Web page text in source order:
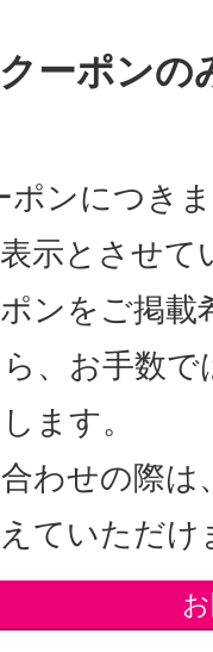
クーポン
ポンにつき
示とさせ
ンをご掲
、お手数
ます。
わせの際は
ていただけ